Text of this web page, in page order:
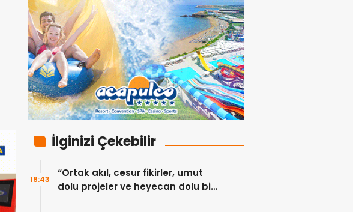
İlginizi Çekebilir
“Ortak akıl, cesur fikirler, umut
dolu projeler ve heyecan dolu bir
18:43